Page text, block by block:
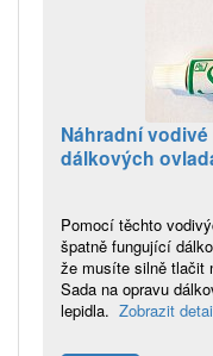
Náhradní
dálkových
Pomocí těchto
špatně fungující
že musíte silně tlačit
Sada na opravu
lepidla. Zobrazit